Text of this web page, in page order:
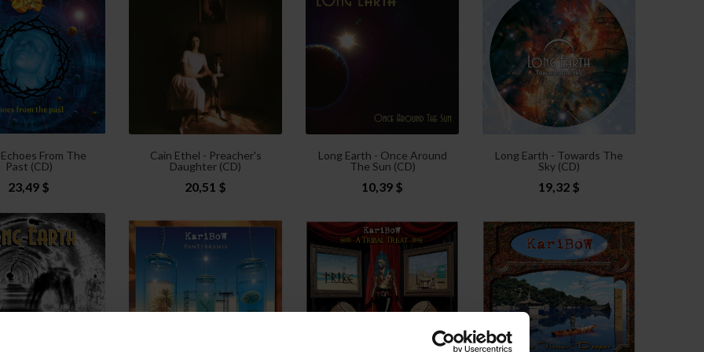
From The
Past (CD)
23,49 $
Cain Ethel - Preacher's
Daughter (CD)
20,51 $
Long Earth - Once Around
The Sun (CD)
10,39 $
Long Earth - Towards The
Sky (CD)
19,32 $